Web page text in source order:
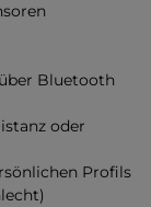
Bluetooth
oder
Profils